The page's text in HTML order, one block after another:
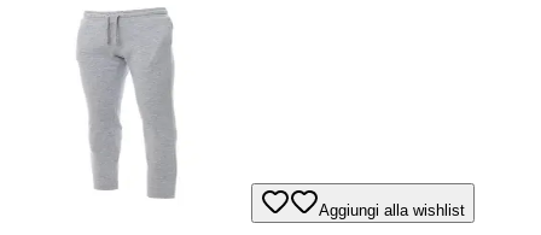
Aggiungi alla wishlist